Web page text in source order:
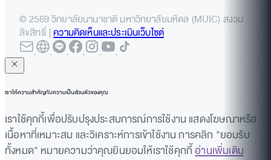
© 2569 วิทยาลัยนานาชาติ มหาวิทยาลัยมหิดล (MUIC) สงวน
ลิขสิทธิ์ |ความคิดเห็นและประเมินเว็บไซต์
เราให้ความสำคัญกับความเป็นส่วนตัวของคุณ
เราใช้คุกกี้เพื่อปรับปรุงประสบการณ์การใช้งาน แสดงโฆษณาหรือ
เนื้อหาที่เหมาะสม และวิเคราะห์การเข้าใช้งาน การคลิก "ยอมรับ
ทั้งหมด" หมายความว่าคุณยินยอมให้เราใช้คุกกี้อ่านเพิ่มเติม